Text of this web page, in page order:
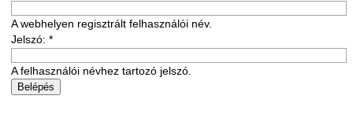
A webhelyen regisztrált felhasználói név.
Jelszó: *
A felhasználói névhez tartozó jelszó.